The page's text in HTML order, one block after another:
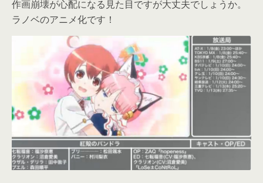
作画崩壊が心配になる見た目ですが大丈夫でしょうか。
ラノベのアニメ化です！